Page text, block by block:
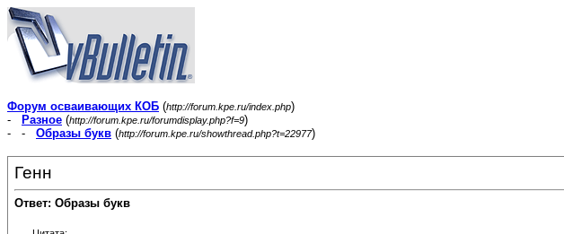
Форум осваивающих КОБ (http://forum.kpe.ru/index.php)
-
Разное (http://forum.kpe.ru/forumdisplay.php?f=9)
- - Образы букв (http://forum.kpe.ru/showthread.php?t=22977)
Генн
Ответ: Образы букв